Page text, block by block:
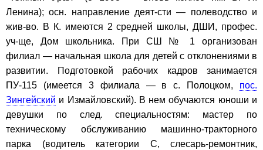
Ленина); осн. направление деят-сти — полеводство и
жив-во. В К. имеются 2 средней школы, ДШИ, профес.
уч-ще, Дом школьника. При СШ № 1 организован
филиал — начальная школа для детей с отклонениями в
развитии. Подготовкой рабочих кадров занимается
ПУ-115 (имеется 3 филиала — в с. Полоцком, пос.
Зингейский и Измайловский). В нем обучаются юноши и
девушки по след. специальностям: мастер по
техническому обслуживанию машинно-тракторного
парка (водитель категории C, слесарь-ремонтник,